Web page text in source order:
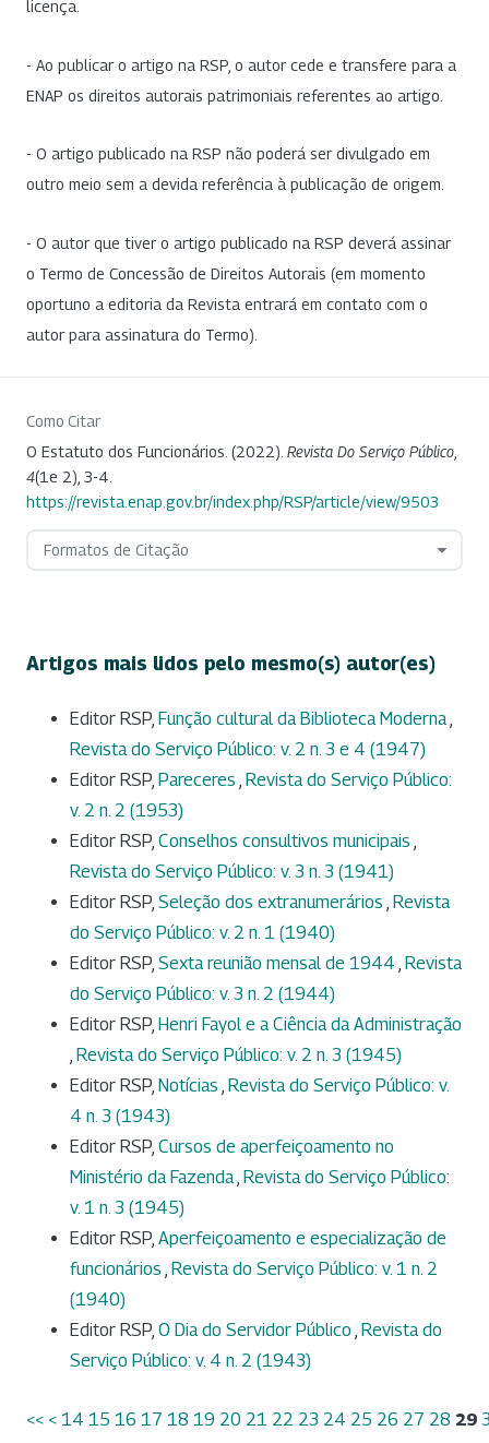
licença.
- Ao publicar o artigo na RSP, o autor cede e transfere para a
ENAP os direitos autorais patrimoniais referentes ao artigo.
- O artigo publicado na RSP não poderá ser divulgado em
outro meio sem a devida referência à publicação de origem.
- O autor que tiver o artigo publicado na RSP deverá assinar
o Termo de Concessão de Direitos Autorais (em momento
oportuno a editoria da Revista entrará em contato com o
autor para assinatura do Termo).
Como Citar
O Estatuto dos Funcionários. (2022). Revista Do Serviço Público
4(1e 2), 3-4.
https://revista.enap.gov.br/index.php/RSP/article/view/9503
Formatos de Citação
Artigos mais lidos pelo mesmo(s) autor(es)
Editor RSP, Função cultural da Biblioteca Moderna,
Revista do Serviço Público: v. 2 n. 3 e 4 (1947)
Editor RSP, Pareceres , Revista do Serviço Público:
v. 2 n. 2 (1953)
Editor RSP, Conselhos consultivos municipais ,
Revista do Serviço Público: v. 3 n. 3 (1941)
Editor RSP, Seleção dos extranumerários , Revista
do Serviço Público: v. 2 n. 1 (1940)
Editor RSP, Sexta reunião mensal de 1944 , Revista
do Serviço Público: v. 3 n. 2 (1944)
Editor RSP, Henri Fayol e a Ciência da Administração
, Revista do Serviço Público: v. 2 n. 3 (1945)
Editor RSP, Notícias , Revista do Serviço Público: v.
4 n. 3 (1943)
Editor RSP, Cursos de aperfeiçoamento no
Ministério da Fazenda, Revista do Serviço Público:
v. 1 n. 3 (1945)
Editor RSP, Aperfeiçoamento e especialização de
funcionários , Revista do Serviço Público: v. 1 n. 2
(1940)
Editor RSP, O Dia do Servidor Público , Revista do
Serviço Público: v. 4 n. 2 (1943)
<< < 14 15 16 17 18 19 20 21 22 23 24 25 26 27 28 29